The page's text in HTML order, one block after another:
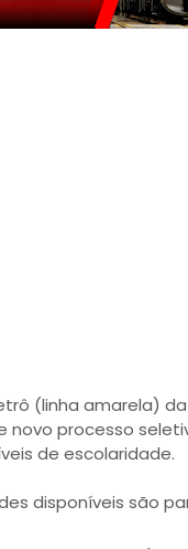
(linha amarela)
novo processo
de escolaridade.
disponíveis são